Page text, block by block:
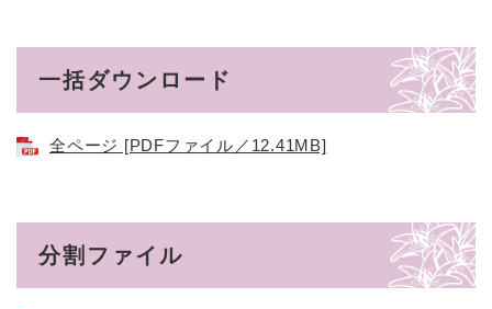
一括ダウンロード
全ページ [PDFファイル／12.41MB]
分割ファイル